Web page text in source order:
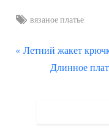
Tags:
вязаное платье
Навигация
П
Летний жакет
С
Длинное